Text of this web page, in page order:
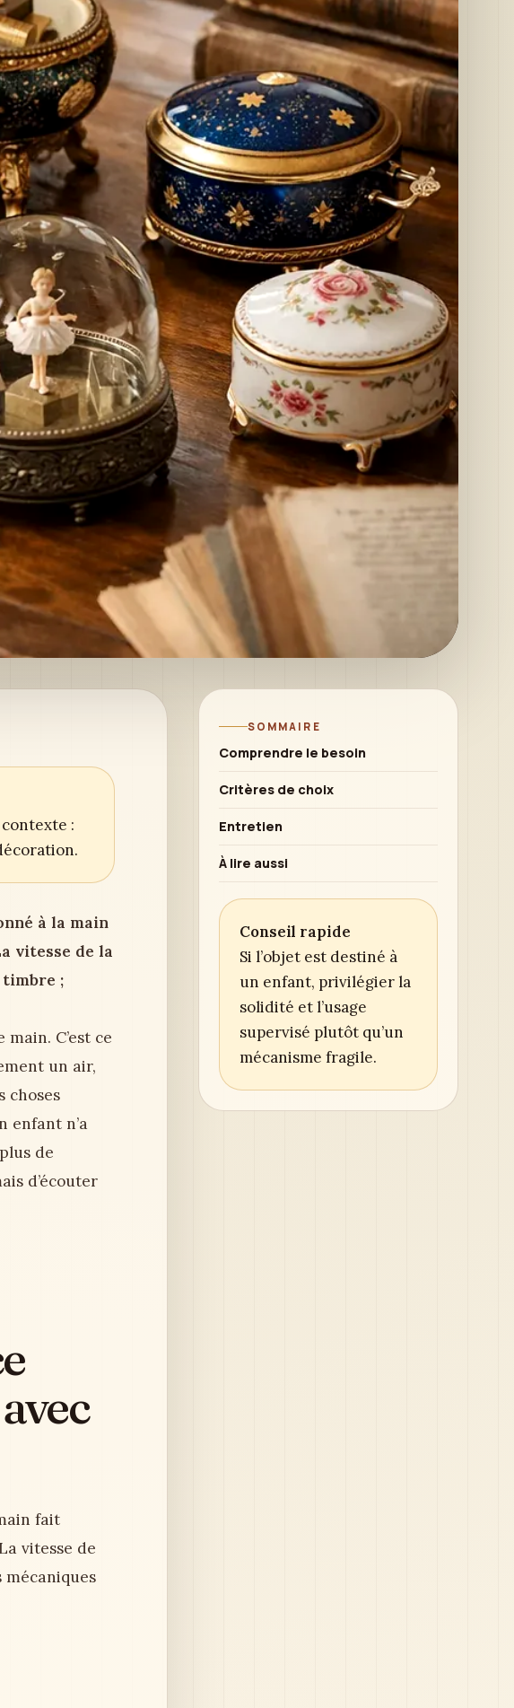
:
à la main
vitesse de la
timbre ;
C’est ce
un air,
choses
enfant n’a
de
d’écouter
fait
vitesse de
mécaniques
SOMMAIRE
Comprendre le besoin
Critères de choix
Entretien
À lire aussi
Conseil rapide
Si l’objet est destiné à
un enfant, privilégier la
solidité et l’usage
supervisé plutôt qu’un
mécanisme fragile.